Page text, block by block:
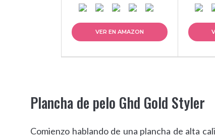
VER EN AMAZON
Plancha de pelo Ghd Gold Styler
Comienzo hablando de una plancha de alta